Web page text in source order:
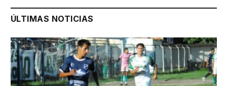
ÚLTIMAS NOTICIAS